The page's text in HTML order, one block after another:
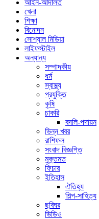
আইন-আদালত
খেলা
শিক্ষা
বিনোদন
সোশ্যাল মিডিয়া
লাইফস্টাইল
অন্যান্য
সম্পাদকীয়
ধর্ম
স্বাস্থ্য
প্রযুক্তি
কৃষি
চাকরি
বদলি-পদায়ন
ভিন্ন খবর
রাশিফল
সংবাদ বিজ্ঞপ্তি
মুক্তমত
ফিচার
ইতিহাস
ঐতিহ্য
শিল্প-সাহিত্য
ছবিঘর
ভিডিও